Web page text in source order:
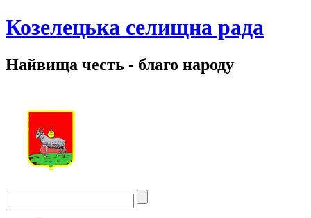
Козелецька селищна рада
Найвища честь - благо народу